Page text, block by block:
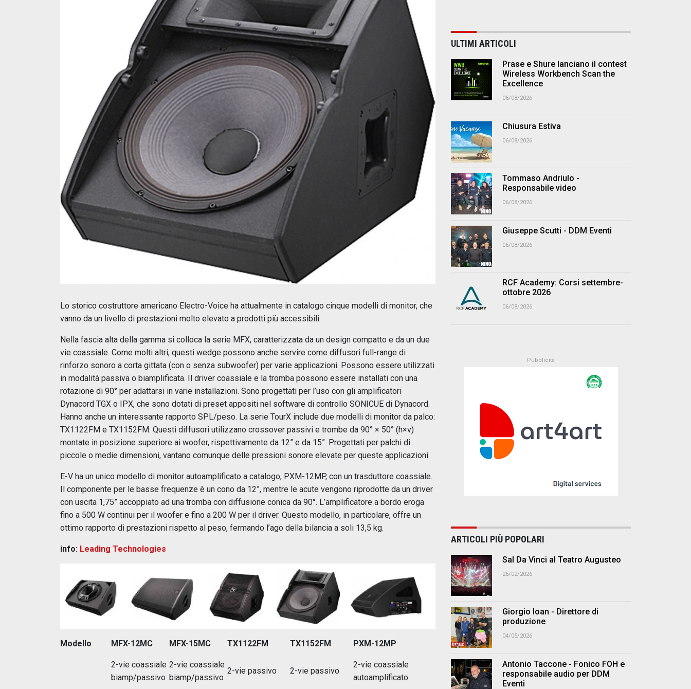
Lo storico costruttore americano Electro-Voice ha attualmente in catalogo cinque modelli di monitor, che
vanno da un livello di prestazioni molto elevato a prodotti più accessibili.
Nella fascia alta della gamma si colloca la serie MFX, caratterizzata da un design compatto e da un due
vie coassiale. Come molti altri, questi wedge possono anche servire come diffusori full-range di
rinforzo sonoro a corta gittata (con o senza subwoofer) per varie applicazioni. Possono essere utilizzati
in modalità passiva o biamplificata. Il driver coassiale e la tromba possono essere installati con una
rotazione di 90° per adattarsi in varie installazioni. Sono progettati per l’uso con gli amplificatori
Dynacord TGX o IPX, che sono dotati di preset appositi nel software di controllo SONICUE di Dynacord.
Hanno anche un interessante rapporto SPL/peso. La serie TourX include due modelli di monitor da palco:
TX1122FM e TX1152FM. Questi diffusori utilizzano crossover passivi e trombe da 90° × 50° (h×v)
montate in posizione superiore ai woofer, rispettivamente da 12” e da 15”. Progettati per palchi di
piccole o medie dimensioni, vantano comunque delle pressioni sonore elevate per queste applicazioni.
E-V ha un unico modello di monitor autoamplificato a catalogo, PXM-12MP, con un trasduttore coassiale.
Il componente per le basse frequenze è un cono da 12”, mentre le acute vengono riprodotte da un driver
con uscita 1,75” accoppiato ad una tromba con diffusione conica da 90°. L’amplificatore a bordo eroga
fino a 500 W continui per il woofer e fino a 200 W per il driver. Questo modello, in particolare, offre un
ottimo rapporto di prestazioni rispetto al peso, fermando l’ago della bilancia a soli 13,5 kg.
info: Leading Technologies
Modello MFX-12MC MFX-15MC TX1122FM TX1152FM PXM-12MP
2-vie coassiale
biamp/passivo
2-vie coassiale
biamp/passivo
2-vie passivo 2-vie passivo
2-vie coassiale
autoamplificato
ULTIMI ARTICOLI
Prase e Shure lanciano il contest
Wireless Workbench Scan the
Excellence
06/08/2026
Chiusura Estiva
06/08/2026
Tommaso Andriulo -
Responsabile video
06/08/2026
Giuseppe Scutti - DDM Eventi
06/08/2026
RCF Academy: Corsi settembre-
ottobre 2026
06/08/2026
ARTICOLI PIÙ POPOLARI
Sal Da Vinci al Teatro Augusteo
26/02/2026
Giorgio Ioan - Direttore di
produzione
04/05/2026
Antonio Taccone - Fonico FOH e
responsabile audio per DDM
Eventi